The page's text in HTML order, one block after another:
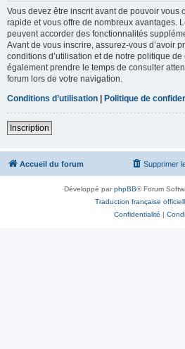
Vous devez être inscrit avant de pouvoir vous
rapide et vous offre de nombreux avantages.
peuvent accorder des fonctionnalités
Avant de vous inscrire, assurez-vous d’avoir
conditions d’utilisation et de notre politique
également prendre le temps de consulter
forum lors de votre navigation.
Conditions d’utilisation | Politique de
Inscription
Accueil du forum Supprimer
Développé parphpBB® Forum
Traduction française
Confidentialité |